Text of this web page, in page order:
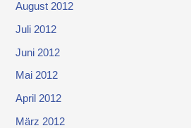
August 2012
Juli 2012
Juni 2012
Mai 2012
April 2012
März 2012